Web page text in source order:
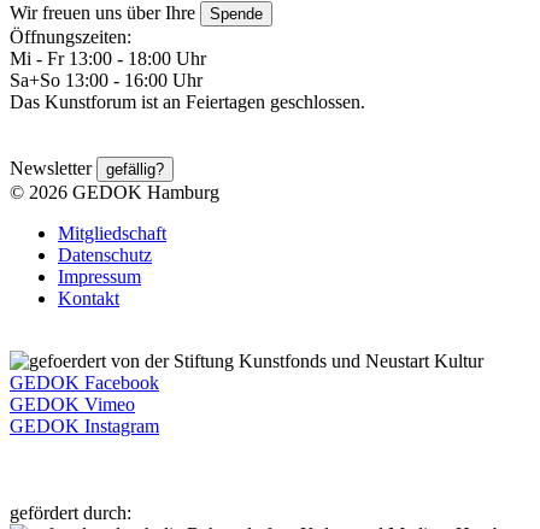
Wir freuen uns über Ihre Spende
Öffnungszeiten:
Mi - Fr 13:00 - 18:00 Uhr
Sa+So 13:00 - 16:00 Uhr
Das Kunstforum ist an Feiertagen geschlossen.
Newsletter gefällig?
© 2026 GEDOK Hamburg
Mitgliedschaft
Datenschutz
Impressum
Kontakt
GEDOK Facebook
GEDOK Vimeo
GEDOK Instagram
gefördert durch: